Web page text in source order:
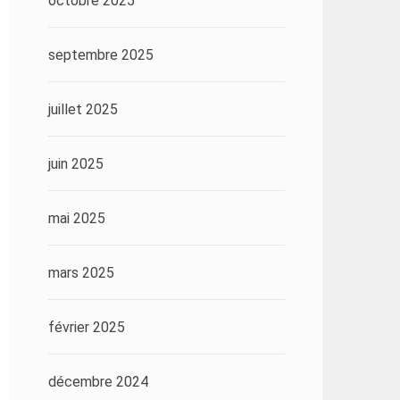
septembre 2025
juillet 2025
juin 2025
mai 2025
mars 2025
février 2025
décembre 2024